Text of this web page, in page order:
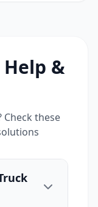
&
these